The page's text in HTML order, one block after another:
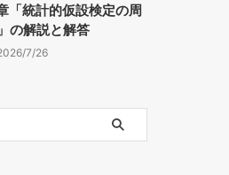
「統計的仮設検定の周
の解説と解答
7/26